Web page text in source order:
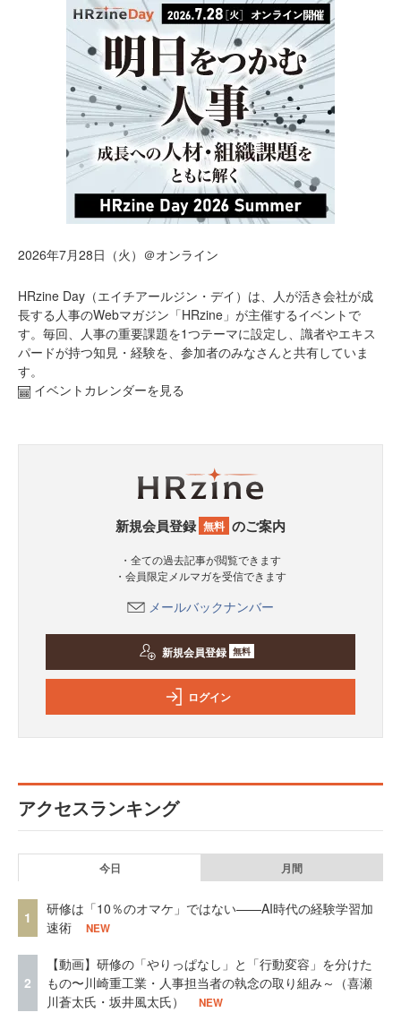
2026年7月28日（火）＠オンライン
HRzine Day（エイチアールジン・デイ）は、人が活き会社が成
長する人事のWebマガジン「HRzine」が主催するイベントで
す。毎回、人事の重要課題を1つテーマに設定し、識者やエキス
パードが持つ知見・経験を、参加者のみなさんと共有していま
す。
イベントカレンダーを見る
新規会員登録 無料 のご案内
・全ての過去記事が閲覧できます
・会員限定メルマガを受信できます
メールバックナンバー
新規会員登録 無料
ログイン
アクセスランキング
今日 月間
1
研修は「10％のオマケ」ではない——AI時代の経験学習加
速術
NEW
2
【動画】研修の「やりっぱなし」と「行動変容」を分けた
もの〜川崎重工業・人事担当者の執念の取り組み～（喜瀬
川蒼太氏・坂井風太氏）
NEW